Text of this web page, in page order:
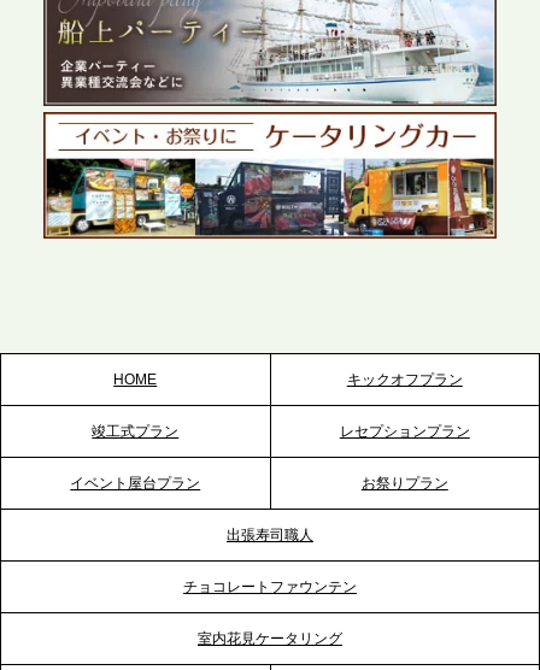
2026.5.27
プレスリリースのご案内｜ケータリングのセカンド
テーブル、千葉本社を新設。幕張・舞浜の大型イベ
ントから主要都市の社内懇親会まで、現地拠点を活
かしたスムーズな対応を展開
2026.5.22
2026.5.20
プレスリリースのご案内｜ケータリングのセカンド
2026.5.12
プレスリリースのご案内｜ケータリングのセカンド
HOME キックオフプラン
竣工式プラン レセプションプラン
イベント屋台プラン お祭りプラン
出張寿司職人
チョコレートファウンテン
室内花見ケータリング